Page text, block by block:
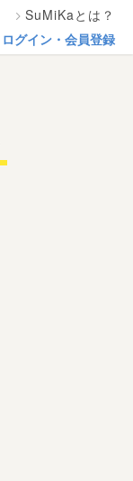
SuMiKaとは？
ログイン・会員登録